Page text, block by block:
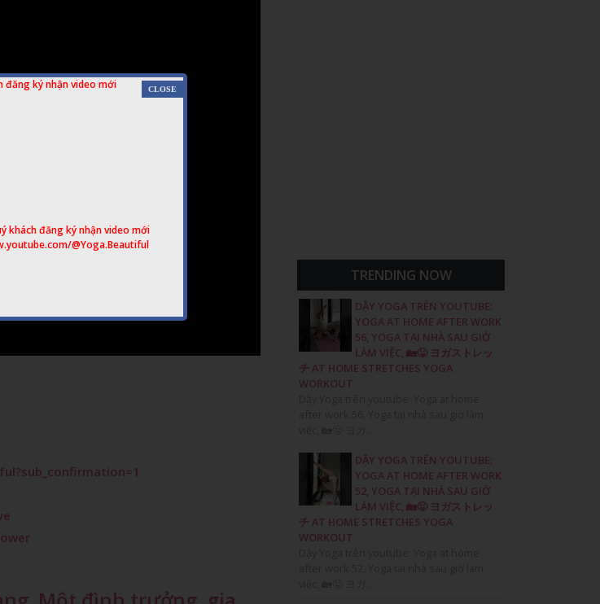
đăng ký nhận video mới
khách đăng ký nhận video mới
@Yoga.Beautiful
TRENDING NOW
DẬY YOGA TRÊN YOUTUBE:
YOGA AT HOME AFTER WORK
56, YOGA TẠI NHÀ SAU GIỜ
LÀM VIỆC, 🏡😛 ヨガストレッ
チ AT HOME STRETCHES YOGA
WORKOUT
DẬY YOGA TRÊN YOUTUBE:
YOGA AT HOME AFTER WORK
52, YOGA TẠI NHÀ SAU GIỜ
LÀM VIỆC, 🏡😛 ヨガストレッ
チ AT HOME STRETCHES YOGA
WORKOUT